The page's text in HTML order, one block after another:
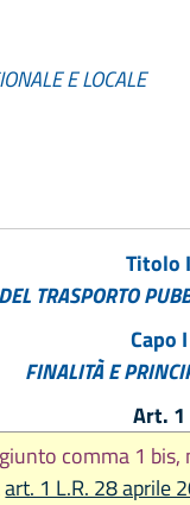
E LOCALE
Titolo I
TRASPORTO
Capo I
FINALITÀ E
Art. 1
comma 1
art. 1 L.R. 28 aprile